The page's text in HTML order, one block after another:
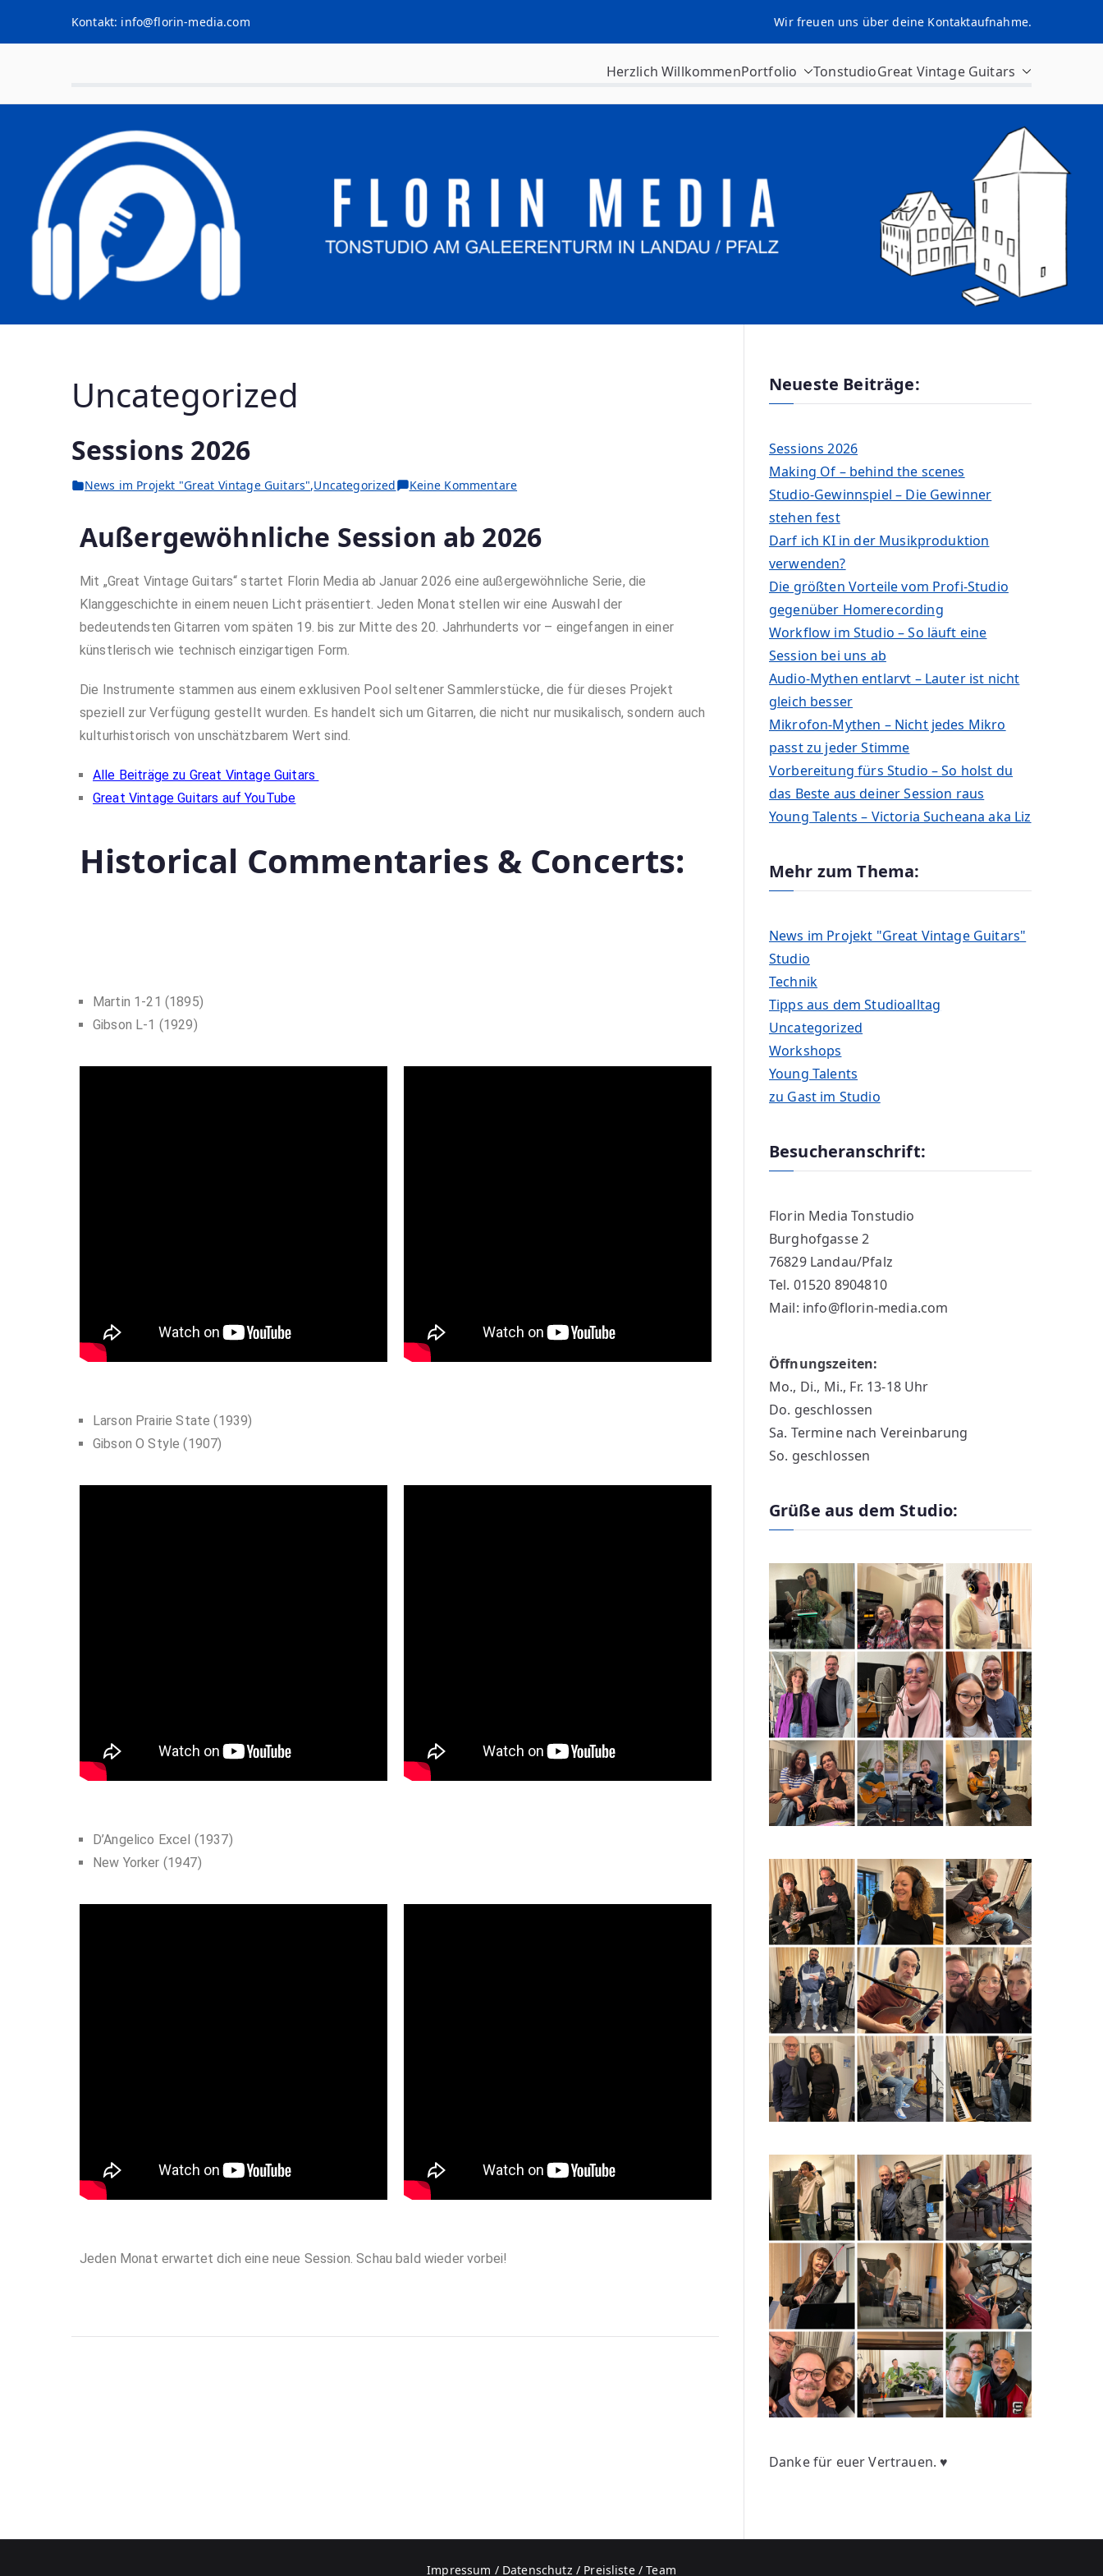
Kontakt: info@florin-media.com Wir freuen uns über deine Kontaktaufnahme.
FLORIN MEDIA
Herzlich WillkommenPortfolio TonstudioGreat Vintage Guitars
Uncategorized
Sessions 2026
News im Projekt "Great Vintage Guitars",Uncategorized Keine Kommentare
Außergewöhnliche Session ab 2026
Mit „Great Vintage Guitars“ startet Florin Media ab Januar 2026 eine außergewöhnliche Serie, die
Klanggeschichte in einem neuen Licht präsentiert. Jeden Monat stellen wir eine Auswahl der
bedeutendsten Gitarren vom späten 19. bis zur Mitte des 20. Jahrhunderts vor – eingefangen in einer
künstlerisch wie technisch einzigartigen Form.
Die Instrumente stammen aus einem exklusiven Pool seltener Sammlerstücke, die für dieses Projekt
speziell zur Verfügung gestellt wurden. Es handelt sich um Gitarren, die nicht nur musikalisch, sondern auch
kulturhistorisch von unschätzbarem Wert sind.
Alle Beiträge zu Great Vintage Guitars
Great Vintage Guitars auf YouTube
Historical Commentaries & Concerts:
Martin 1-21 (1895)
Gibson L-1 (1929)
Larson Prairie State (1939)
Gibson O Style (1907)
D’Angelico Excel (1937)
New Yorker (1947)
Jeden Monat erwartet dich eine neue Session. Schau bald wieder vorbei!
Neueste Beiträge:
Sessions 2026
Making Of – behind the scenes
Studio-Gewinnspiel – Die Gewinner
stehen fest
Darf ich KI in der Musikproduktion
verwenden?
Die größten Vorteile vom Profi-Studio
gegenüber Homerecording
Workflow im Studio – So läuft eine
Session bei uns ab
Audio-Mythen entlarvt – Lauter ist nicht
gleich besser
Mikrofon-Mythen – Nicht jedes Mikro
passt zu jeder Stimme
Vorbereitung fürs Studio – So holst du
das Beste aus deiner Session raus
Young Talents – Victoria Sucheana aka Liz
Mehr zum Thema:
News im Projekt "Great Vintage Guitars"
Studio
Technik
Tipps aus dem Studioalltag
Uncategorized
Workshops
Young Talents
zu Gast im Studio
Besucheranschrift:
Florin Media Tonstudio
Burghofgasse 2
76829 Landau/Pfalz
Tel. 01520 8904810
Mail: info@florin-media.com
Öffnungszeiten:
Mo., Di., Mi., Fr. 13-18 Uhr
Do. geschlossen
Sa. Termine nach Vereinbarung
So. geschlossen
Grüße aus dem Studio:
Danke für euer Vertrauen. ♥
Impressum / Datenschutz / Preisliste/Team